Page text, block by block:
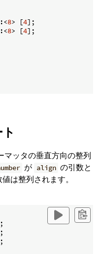
8> [4];
8> [4];
マッタの垂直方向の整列
が align の引数と
は整列されます。
;
;
;